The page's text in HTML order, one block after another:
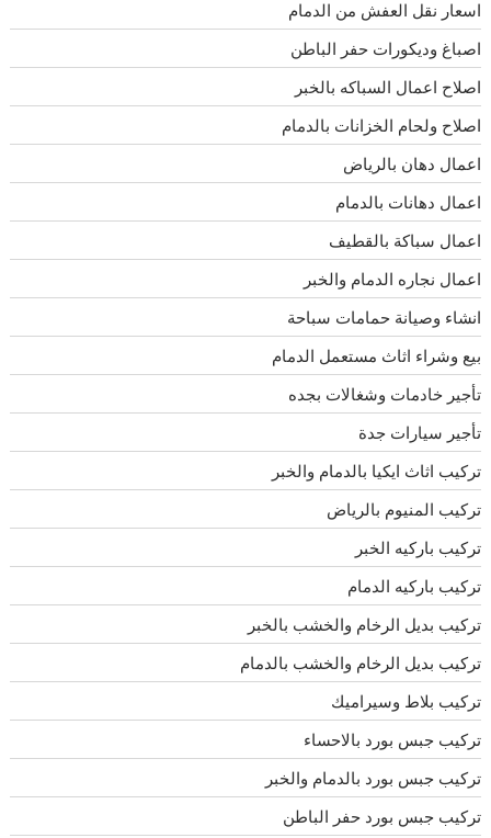
اسعار نقل العفش من الدمام
اصباغ وديكورات حفر الباطن
اصلاح اعمال السباكه بالخبر
اصلاح ولحام الخزانات بالدمام
اعمال دهان بالرياض
اعمال دهانات بالدمام
اعمال سباكة بالقطيف
اعمال نجاره الدمام والخبر
انشاء وصيانة حمامات سباحة
بيع وشراء اثاث مستعمل الدمام
تأجير خادمات وشغالات بجده
تأجير سيارات جدة
تركيب اثاث ايكيا بالدمام والخبر
تركيب المنيوم بالرياض
تركيب باركيه الخبر
تركيب باركيه الدمام
تركيب بديل الرخام والخشب بالخبر
تركيب بديل الرخام والخشب بالدمام
تركيب بلاط وسيراميك
تركيب جبس بورد بالاحساء
تركيب جبس بورد بالدمام والخبر
تركيب جبس بورد حفر الباطن